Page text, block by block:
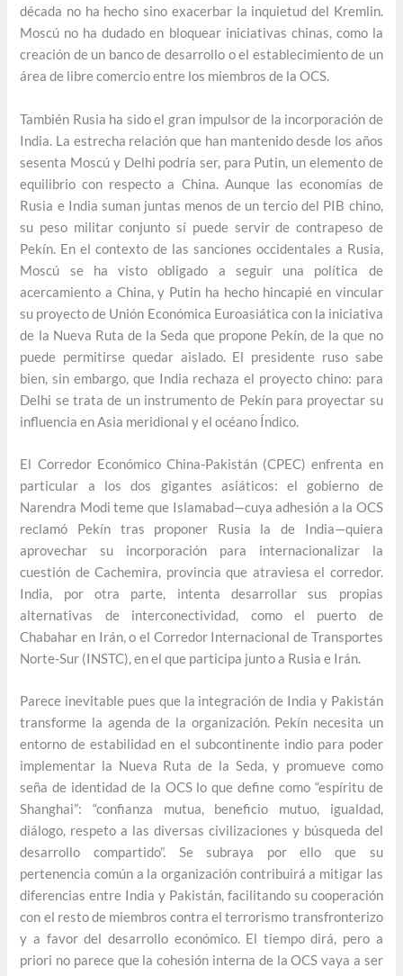
década no ha hecho sino exacerbar la inquietud del Kremlin.
Moscú no ha dudado en bloquear iniciativas chinas, como la
creación de un banco de desarrollo o el establecimiento de un
área de libre comercio entre los miembros de la OCS.
También Rusia ha sido el gran impulsor de la incorporación de
India. La estrecha relación que han mantenido desde los años
sesenta Moscú y Delhi podría ser, para Putin, un elemento de
equilibrio con respecto a China. Aunque las economías de
Rusia e India suman juntas menos de un tercio del PIB chino,
su peso militar conjunto sí puede servir de contrapeso de
Pekín. En el contexto de las sanciones occidentales a Rusia,
Moscú se ha visto obligado a seguir una política de
acercamiento a China, y Putin ha hecho hincapié en vincular
su proyecto de Unión Económica Euroasiática con la iniciativa
de la Nueva Ruta de la Seda que propone Pekín, de la que no
puede permitirse quedar aislado. El presidente ruso sabe
bien, sin embargo, que India rechaza el proyecto chino: para
Delhi se trata de un instrumento de Pekín para proyectar su
influencia en Asia meridional y el océano Índico.
El Corredor Económico China-Pakistán (CPEC) enfrenta en
particular a los dos gigantes asiáticos: el gobierno de
Narendra Modi teme que Islamabad—cuya adhesión a la OCS
reclamó Pekín tras proponer Rusia la de India—quiera
aprovechar su incorporación para internacionalizar la
cuestión de Cachemira, provincia que atraviesa el corredor.
India, por otra parte, intenta desarrollar sus propias
alternativas de interconectividad, como el puerto de
Chabahar en Irán, o el Corredor Internacional de Transportes
Norte-Sur (INSTC), en el que participa junto a Rusia e Irán.
Parece inevitable pues que la integración de India y Pakistán
transforme la agenda de la organización. Pekín necesita un
entorno de estabilidad en el subcontinente indio para poder
implementar la Nueva Ruta de la Seda, y promueve como
seña de identidad de la OCS lo que define como “espíritu de
Shanghai”: “confianza mutua, beneficio mutuo, igualdad,
diálogo, respeto a las diversas civilizaciones y búsqueda del
desarrollo compartido”. Se subraya por ello que su
pertenencia común a la organización contribuirá a mitigar las
diferencias entre India y Pakistán, facilitando su cooperación
con el resto de miembros contra el terrorismo transfronterizo
y a favor del desarrollo económico. El tiempo dirá, pero a
priori no parece que la cohesión interna de la OCS vaya a ser